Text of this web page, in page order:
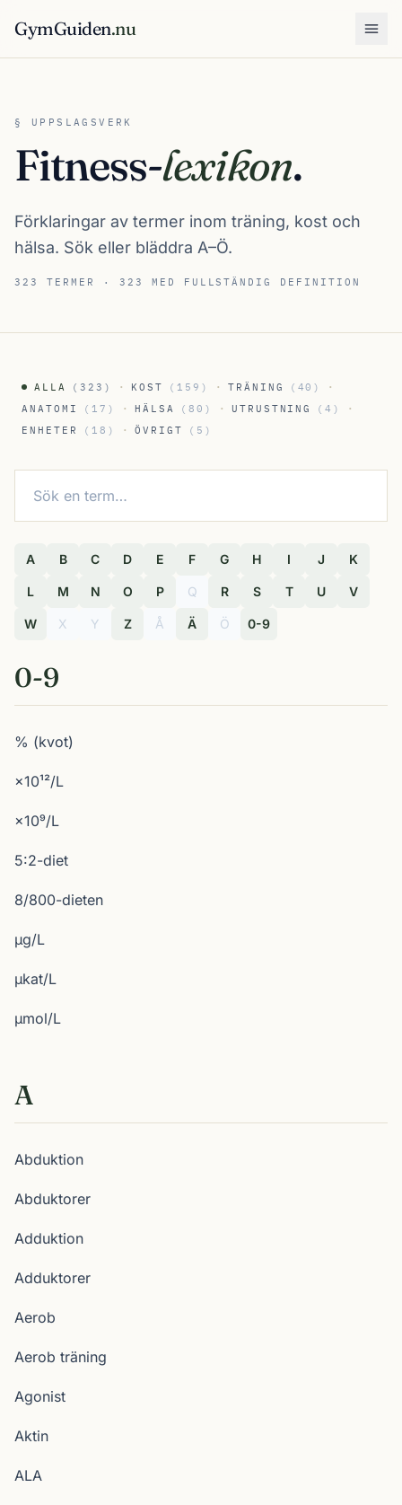
GymGuiden.nu
§ UPPSLAGSVERK
Fitness-lexikon.
Förklaringar av termer inom träning, kost och
hälsa. Sök eller bläddra A–Ö.
323 TERMER · 323 MED FULLSTÄNDIG DEFINITION
ALLA (323) · KOST (159) · TRÄNING (40) ·
ANATOMI (17) · HÄLSA (80) · UTRUSTNING (4) ·
ENHETER (18) · ÖVRIGT (5)
A B C D E F G H I J K
L M N O P Q R S T U V
W X Y Z Å Ä Ö 0-9
0-9
% (kvot)
×10¹²/L
×10⁹/L
5:2-diet
8/800-dieten
µg/L
µkat/L
µmol/L
A
Abduktion
Abduktorer
Adduktion
Adduktorer
Aerob
Aerob träning
Agonist
Aktin
ALA